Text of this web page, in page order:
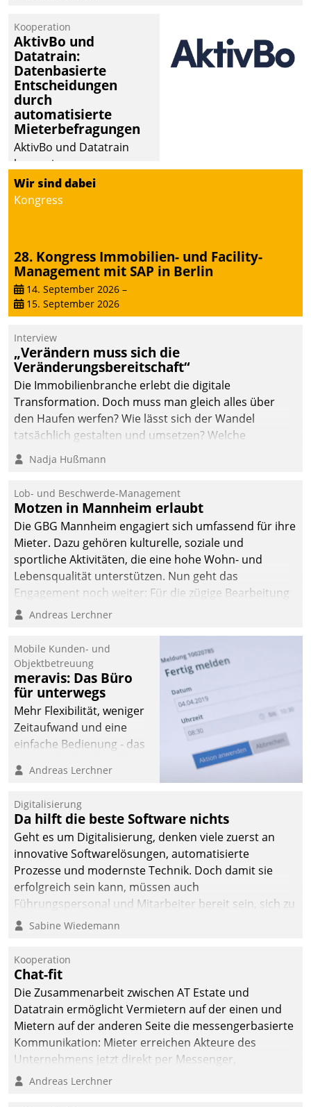
Kooperation
AktivBo und
Datatrain:
Datenbasierte
Entscheidungen
durch
automatisierte
Mieterbefragungen
AktivBo und Datatrain
kooperieren –
Immobilienunternehmen
profitieren: Die nahtlose
automatisiert ausgelöste,
zielgerichtete
Mieterbefragungen – eine
starke Grundlage für
intelligente,
datengestützte
Entscheidungen.
Wir sind dabei
Kongress
28. Kongress Immobilien- und Facility-
Management mit SAP in Berlin
14. September 2026 –
15. September 2026
Interview
„Verändern muss sich die
Veränderungsbereitschaft“
Die Immobilienbranche erlebt die digitale
Transformation. Doch muss man gleich alles über
den Haufen werfen? Wie lässt sich der Wandel
tatsächlich gestalten und umsetzen? Welche
Argumente zählen wirklich?
Nadja Hußmann
Lob- und Beschwerde-Management
Motzen in Mannheim erlaubt
Die GBG Mannheim engagiert sich umfassend für ihre
Mieter. Dazu gehören kulturelle, soziale und
sportliche Aktivitäten, die eine hohe Wohn- und
Lebensqualität unterstützen. Nun geht das
Engagement noch weiter: Für die zügige Bearbeitung
von Beschwerden – oder Lob – richtet das
und Beschwerde-Management einen eigenen Kanal
ein.
Andreas Lerchner
Mobile Kunden- und
Objektbetreuung
meravis: Das Büro
für unterwegs
Mehr Flexibilität, weniger
Zeitaufwand und eine
einfache Bedienung - das
Cockpit für mobile
Datatrain. Die meravis
Wohnungsbau- und
Immobilien GmbH hat
sich dabei für den Betrieb
der Lösung über die SAP
Cloud Platform
entschieden - als erstes
Unternehmen am
Andreas Lerchner
Digitalisierung
Da hilft die beste Software nichts
Geht es um Digitalisierung, denken viele zuerst an
innovative Softwarelösungen, automatisierte
Prozesse und modernste Technik. Doch damit sie
erfolgreich sein kann, müssen auch
Führungspersonal und Mitarbeiter bereit sein, sich zu
verändern und anzupassen, sonst werden sie an ihr
Sabine Wiedemann
Kooperation
Chat-fit
Die Zusammenarbeit zwischen AT Estate und
Datatrain ermöglicht Vermietern auf der einen und
Mietern auf der anderen Seite die messengerbasierte
Kommunikation: Mieter erreichen Akteure des
Unternehmens jetzt direkt per Messenger,
Mitarbeiter oder Dienstleister empfangen oder
Andreas Lerchner